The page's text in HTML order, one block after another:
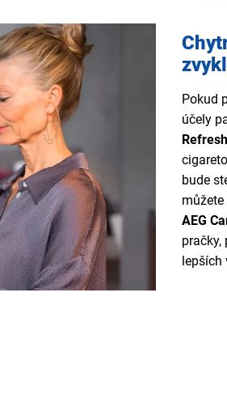
Pokud
účely
Refresh
bude
AEG
lepších